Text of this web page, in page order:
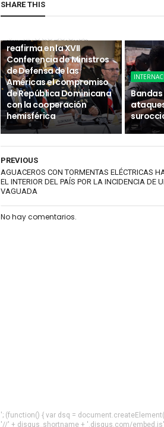
SHARE THIS
Ministro de Defensa
reafirma en la XVII
Conferencia de Ministros
de Defensa de las
Américas el compromiso
de República Dominicana
con la cooperación
hemisférica
PREVIOUS
AGUACEROS CON TORMENTAS ELÉCTRICAS
EL INTERIOR DEL PAÍS POR LA INCIDENCIA DE
VAGUADA
No hay comentarios.
'; (function() { var dsq =
'//' + disqus_shortname + '.disqus.com/